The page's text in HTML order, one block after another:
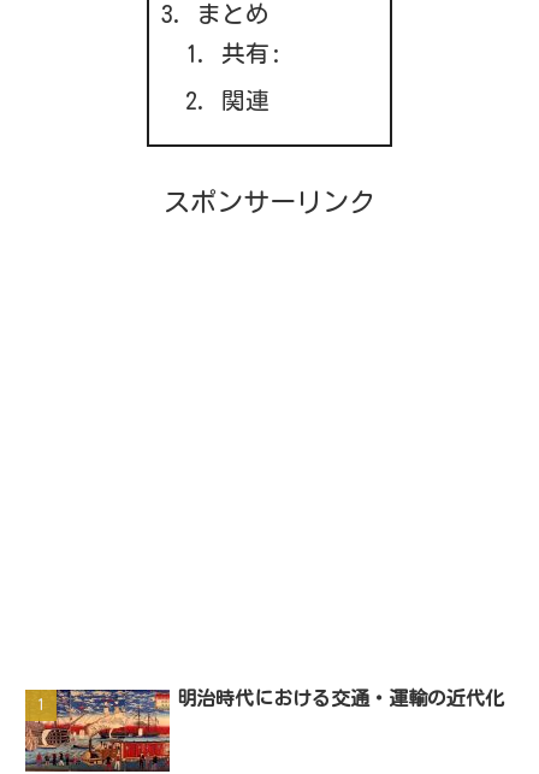
まとめ
共有:
関連
スポンサーリンク
明治時代における交通・運輸の近代化